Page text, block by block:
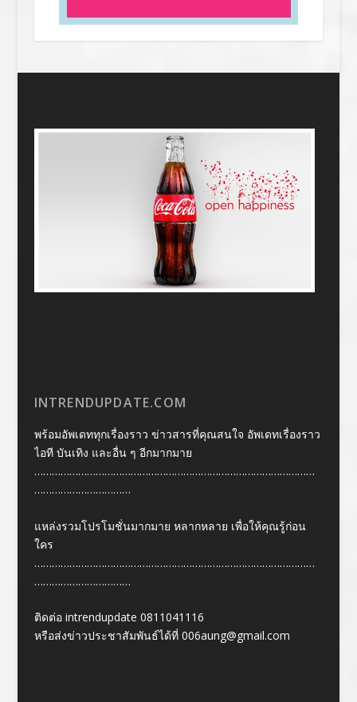
INTRENDUPDATE.COM
พร้อมอัพเดททุกเรื่องราว ข่าวสารที่คุณสนใจ อัพเดทเรื่องราว
ไอที บันเทิง และอื่น ๆ อีกมากมาย
……………………………………………………………………………………
……………………………
แหล่งรวมโปรโมชั่นมากมาย หลากหลาย เพื่อให้คุณรู้ก่อน
ใคร
……………………………………………………………………………………
……………………………
ติดต่อ intrendupdate 0811041116
หรือส่งข่าวประชาสัมพันธ์ได้ที่ 006aung@gmail.com